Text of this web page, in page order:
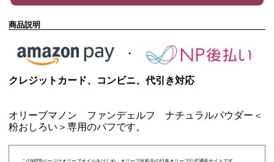
商品説明
クレジットカード、コンビニ、代引き対応
オリーブマノン ファンデェルフ ナチュラルパウダー＜
粉おしろい＞専用のパフです。